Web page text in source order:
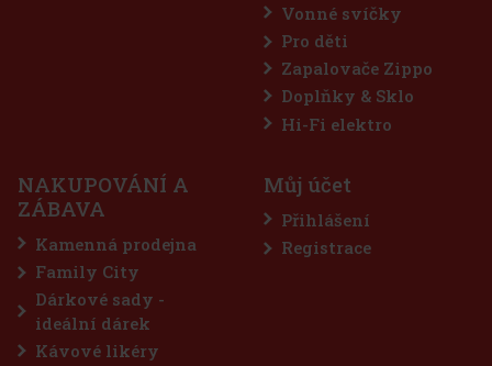
Vonné svíčky
Pro děti
Zapalovače Zippo
Doplňky & Sklo
Hi-Fi elektro
NAKUPOVÁNÍ A
ZÁBAVA
Kamenná prodejna
Family City
Dárkové sady -
ideální dárek
Kávové likéry
Můj účet
Přihlášení
Registrace